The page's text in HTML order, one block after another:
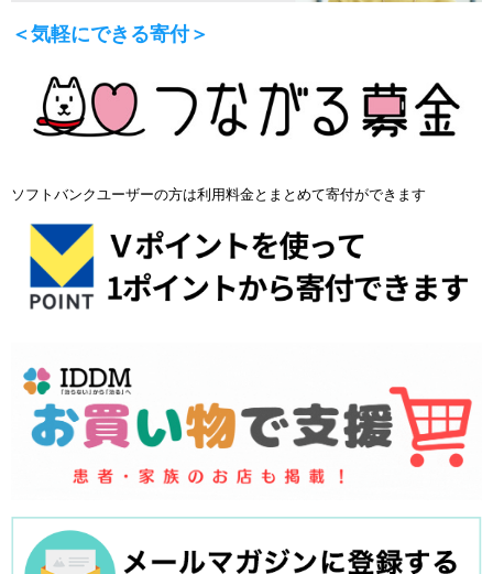
＜気軽にできる寄付＞
ソフトバンクユーザーの方は利用料金とまとめて寄付ができます